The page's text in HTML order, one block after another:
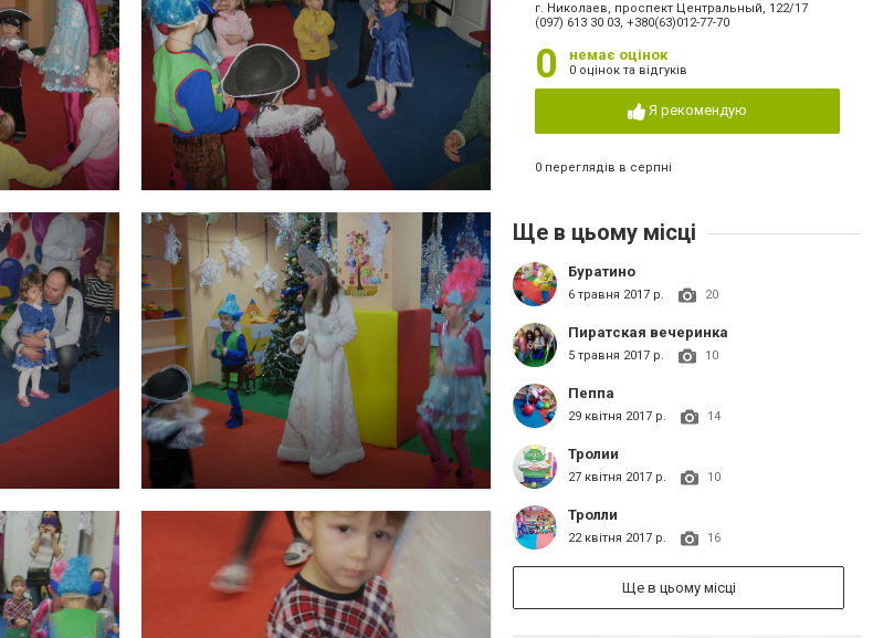
г. Николаев, проспект Центральный, 122/17
(097) 613 30 03, +380(63)012-77-70
0 немає оцінок
0 оцінок та відгуків
Я рекомендую
0 переглядів в серпні
Ще в цьому місці
Буратино
6 травня 2017 р. 20
Пиратская вечеринка
5 травня 2017 р. 10
Пеппа
29 квітня 2017 р. 14
Тролии
27 квітня 2017 р. 10
Тролли
22 квітня 2017 р. 16
Ще в цьому місці